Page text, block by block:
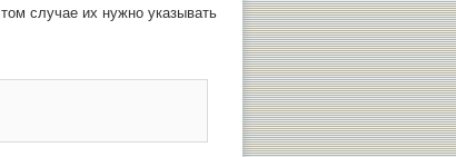
случае их нужно указывать